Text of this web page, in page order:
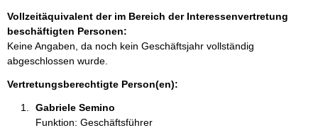
t
i
o
n
e
Vollzeitäquivalent der im Bereich der Interessenvertretung
beschäftigten Personen:
Keine Angaben, da noch kein Geschäftsjahr vollständig
abgeschlossen wurde.
Vertretungsberechtigte Person(en):
Gabriele Semino
Funktion: Geschäftsführer